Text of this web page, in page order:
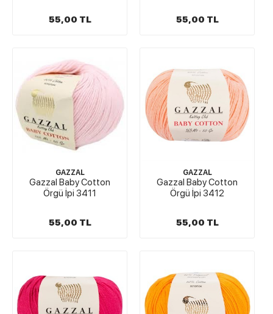
55,00 TL 55,00 TL
GAZZAL
Gazzal Baby Cotton
Örgü İpi 3411
55,00 TL
GAZZAL
Gazzal Baby Cotton
Örgü İpi 3412
55,00 TL